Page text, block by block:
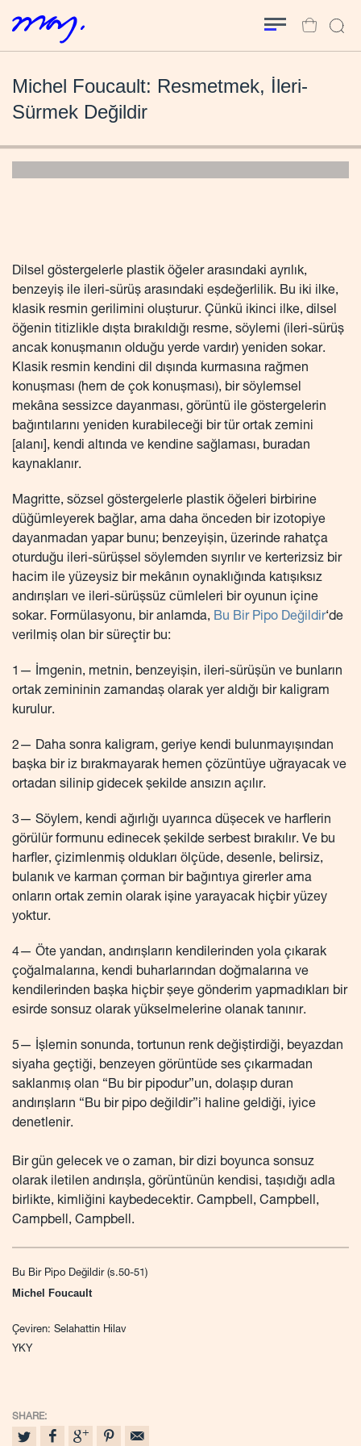
Michel Foucault: Resmetmek, İleri-
Sürmek Değildir
Dilsel göstergelerle plastik öğeler arasındaki ayrılık,
benzeyiş ile ileri-sürüş arasındaki eşdeğerlilik. Bu iki ilke,
klasik resmin gerilimini oluşturur. Çünkü ikinci ilke, dilsel
öğenin titizlikle dışta bırakıldığı resme, söylemi (ileri-sürüş
ancak konuşmanın olduğu yerde vardır) yeniden sokar.
Klasik resmin kendini dil dışında kurmasına rağmen
konuşması (hem de çok konuşması), bir söylemsel
mekâna sessizce dayanması, görüntü ile göstergelerin
bağıntılarını yeniden kurabileceği bir tür ortak zemini
[alanı], kendi altında ve kendine sağlaması, buradan
kaynaklanır.
Magritte, sözsel göstergelerle plastik öğeleri birbirine
düğümleyerek bağlar, ama daha önceden bir izotopiye
dayanmadan yapar bunu; benzeyişin, üzerinde rahatça
oturduğu ileri-sürüşsel söylemden sıyrılır ve kerterizsiz bir
hacim ile yüzeysiz bir mekânın oynaklığında katışıksız
andırışları ve ileri-sürüşsüz cümleleri bir oyunun içine
sokar. Formülasyonu, bir anlamda, Bu Bir Pipo Değildir‘de
verilmiş olan bir süreçtir bu:
1— İmgenin, metnin, benzeyişin, ileri-sürüşün ve bunların
ortak zemininin zamandaş olarak yer aldığı bir kaligram
kurulur.
2— Daha sonra kaligram, geriye kendi bulunmayışından
başka bir iz bırakmayarak hemen çözüntüye uğrayacak ve
ortadan silinip gidecek şekilde ansızın açılır.
3— Söylem, kendi ağırlığı uyarınca düşecek ve harflerin
görülür formunu edinecek şekilde serbest bırakılır. Ve bu
harfler, çizimlenmiş oldukları ölçüde, desenle, belirsiz,
bulanık ve karman çorman bir bağıntıya girerler ama
onların ortak zemin olarak işine yarayacak hiçbir yüzey
yoktur.
4— Öte yandan, andırışların kendilerinden yola çıkarak
çoğalmalarına, kendi buharlarından doğmalarına ve
kendilerinden başka hiçbir şeye gönderim yapmadıkları bir
esirde sonsuz olarak yükselmelerine olanak tanınır.
5— İşlemin sonunda, tortunun renk değiştirdiği, beyazdan
siyaha geçtiği, benzeyen görüntüde ses çıkarmadan
saklanmış olan “Bu bir pipodur”un, dolaşıp duran
andırışların “Bu bir pipo değildir”i haline geldiği, iyice
denetlenir.
Bir gün gelecek ve o zaman, bir dizi boyunca sonsuz
olarak iletilen andırışla, görüntünün kendisi, taşıdığı adla
birlikte, kimliğini kaybedecektir. Campbell, Campbell,
Campbell, Campbell.
Bu Bir Pipo Değildir (s.50-51)
Michel Foucault
Çeviren: Selahattin Hilav
YKY